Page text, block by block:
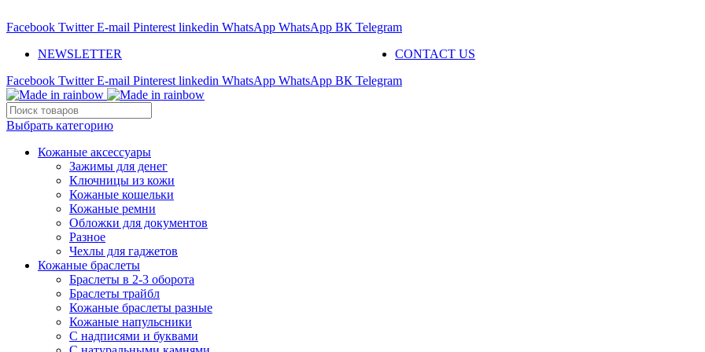
Facebook Twitter E-mail Pinterest linkedin WhatsApp WhatsApp ВК Telegram
NEWSLETTER
CONTACT US
Facebook Twitter E-mail Pinterest linkedin WhatsApp WhatsApp ВК Telegram
Выбрать категорию
Кожаные аксессуары
Зажимы для денег
Ключницы из кожи
Кожаные кошельки
Кожаные ремни
Обложки для документов
Разное
Чехлы для гаджетов
Кожаные браслеты
Браслеты в 2-3 оборота
Браслеты трайбл
Кожаные браслеты разные
Кожаные напульсники
С надписями и буквами